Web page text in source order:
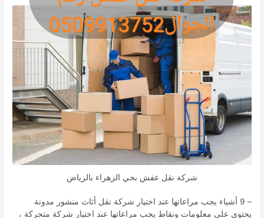
شركة نقل عفش بحي الزهراء بالرياض
– 9 أشياء يجب مراعاتها عند اختيار شركة نقل أثاث منشور مدونة
يحتوي على معلومات ونقاط يجب مراعاتها عند اختيار شركة متحركة ،